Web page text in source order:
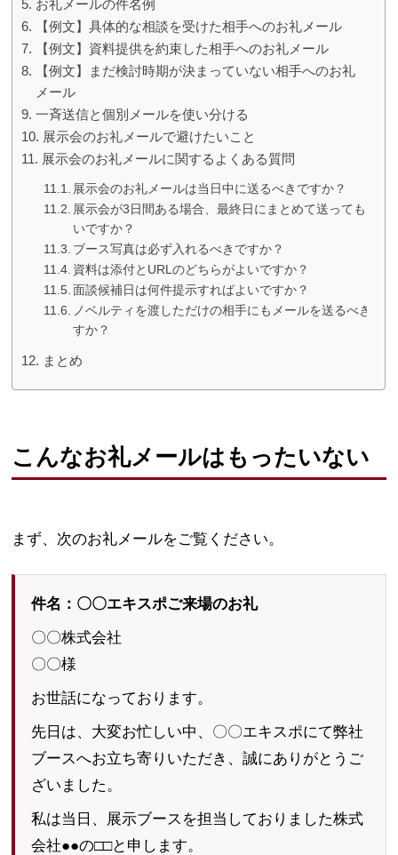
お礼メールの件名例
【例文】具体的な相談を受けた相手へのお礼メール
【例文】資料提供を約束した相手へのお礼メール
【例文】まだ検討時期が決まっていない相手へのお礼
メール
一斉送信と個別メールを使い分ける
展示会のお礼メールで避けたいこと
展示会のお礼メールに関するよくある質問
展示会のお礼メールは当日中に送るべきですか？
展示会が3日間ある場合、最終日にまとめて送ってもよ
いですか？
ブース写真は必ず入れるべきですか？
資料は添付とURLのどちらがよいですか？
面談候補日は何件提示すればよいですか？
ノベルティを渡しただけの相手にもメールを送るべきで
すか？
まとめ
こんなお礼メールはもったいない
まず、次のお礼メールをご覧ください。
件名：〇〇エキスポご来場のお礼
〇〇株式会社
〇〇様
お世話になっております。
先日は、大変お忙しい中、〇〇エキスポにて弊社
ブースへお立ち寄りいただき、誠にありがとうご
ざいました。
私は当日、展示ブースを担当しておりました株式
会社●●の□□と申します。